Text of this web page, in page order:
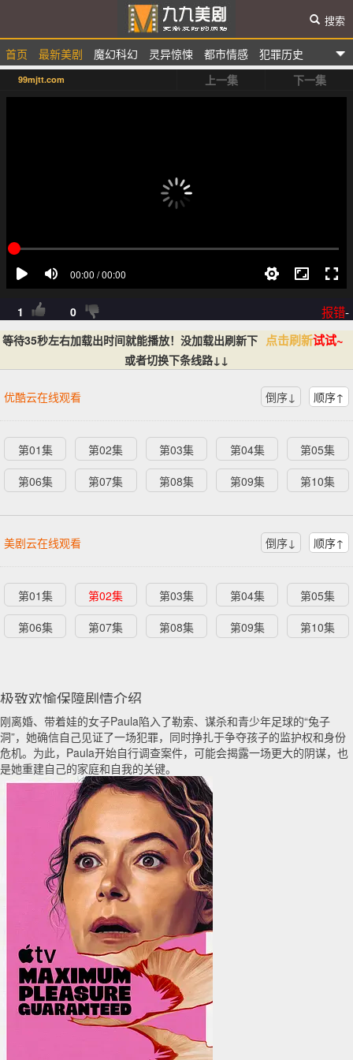
首页 最新美剧 魔幻科幻 灵异惊悚 都市情感
犯罪历史
选秀综艺
动漫卡通
搜索
99mjtt.com 上一集 下一集
1 0 报错-
等待35秒左右加载出时间就能播放！没加载出刷新下 点击刷新试试~
或者切换下条线路↓↓
优酷云在线观看 倒序↓ 顺序↑
第01集 第02集 第03集 第04集
第05集
第06集
第07集 第08集 第09集 第10集
美剧云在线观看 倒序↓ 顺序↑
第01集 第02集 第03集 第04集
第05集
第06集
第07集 第08集 第09集 第10集
极致欢愉保障剧情介绍
刚离婚、带着娃的女子Paula陷入了勒索、谋杀和青少年足球的“兔子
洞”，她确信自己见证了一场犯罪，同时挣扎于争夺孩子的监护权和身份
危机。为此，Paula开始自行调查案件，可能会揭露一场更大的阴谋，也
是她重建自己的家庭和自我的关键。